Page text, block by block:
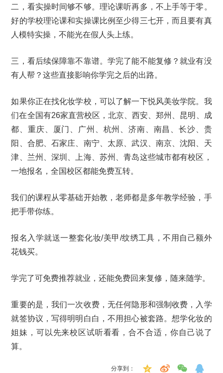
二，看实操时间够不够。理论课听再多，不上手等于零。
好的学校理论课和实操课比例至少得三七开，而且要有真
人模特实操，不能光在假人头上练。
三，看后续保障靠不靠谱。学完了能不能复修？就业有没
有人帮？这些直接影响你学完之后的出路。
如果你正在找化妆学校，可以了解一下悦风美妆学院。我
们在全国有26家直营校区，北京、西安、郑州、昆明、成
都、重庆、厦门、广州、杭州、济南、南昌、长沙、贵
阳、合肥、石家庄、南宁、太原、武汉、南京、沈阳、天
津、兰州、深圳、上海、苏州、青岛这些城市都有校区，
一地报名，全国校区都能免费互转。
我们的课程从零基础开始教，老师都是多年教学经验，手
把手带你练。
报名入学就送一整套化妆/美甲/纹绣工具，不用自己额外
花钱买。
学完了可免费推荐就业，还能免费回来复修，随来随学。
重要的是，我们一次收费，无任何隐形和强制收费，入学
就签协议，写得明明白白，不用担心被套路。想学化妆的
姐妹，可以先来校区试听看看，合不合适，你自己说了
算。
分享到：